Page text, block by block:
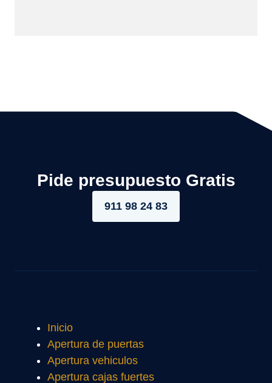
Pide presupuesto Gratis
911 98 24 83
Inicio
Apertura de puertas
Apertura vehiculos
Apertura cajas fuertes